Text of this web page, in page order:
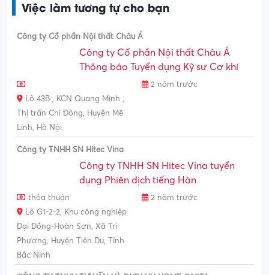
Việc làm tương tự cho bạn
Công ty Cổ phần Nội thất Châu Á
Công ty Cổ phần Nội thất Châu Á
Thông báo Tuyển dụng Kỹ sư Cơ khí
2 năm trước
Lô 43B , KCN Quang Minh ,
Thị trấn Chi Đông, Huyện Mê
Linh, Hà Nội
Công ty TNHH SN Hitec Vina
Công ty TNHH SN Hitec Vina tuyển
dụng Phiên dịch tiếng Hàn
thỏa thuận
2 năm trước
Lô G1-2-2, Khu công nghiệp
Đại Đồng-Hoàn Sơn, Xã Tri
Phương, Huyện Tiên Du, Tỉnh
Bắc Ninh